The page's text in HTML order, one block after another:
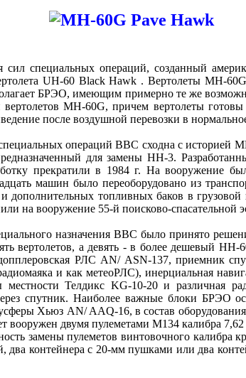
специальных операций, созданный
UH-60 Black Hawk . Вертолеты MH-
БРЭО, имеющим примерно те же
MH-60G, причем вертолеты
после воздушной перевозки в
операций ВВС сходна с историей
для замены НН-3.
прекратили в 1984 г. На
машин было переоборудовано из
дополнительных топливных баков в
на вооружение 55-й поисково-спасательной
назначения ВВС было принято
вертолетов, а девять - в более дешевый
РЛС AN/ ASN-137, приемник
и как метеоРЛС), инерциальная
Телдикс KG-10-20 и различная
спутник. Наиболее важные блоки БРЭО
Хьюз AN/ AAQ-16, в состав
вооружен двумя пулеметами М134 калибра
замены пулеметов винтовочного калибра
два контейнера с 20-мм пушками или два